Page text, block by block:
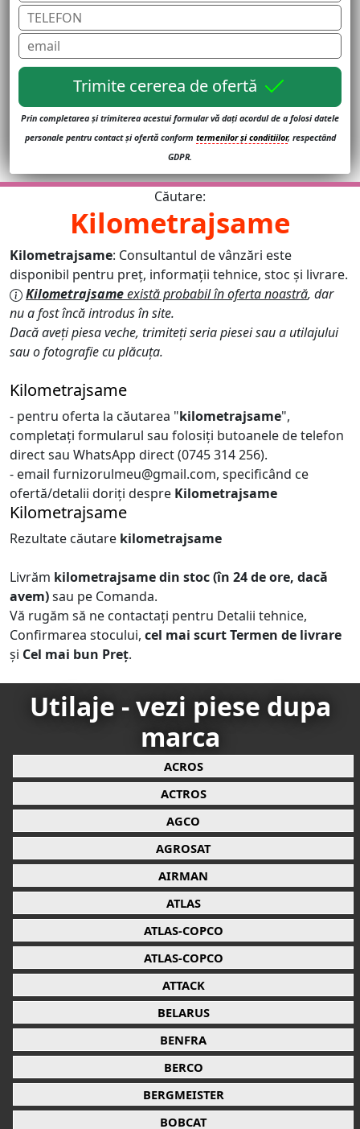
Trimite cererea de ofertă
Prin completarea și trimiterea acestui formular vă dați acordul de a folosi datele
personale pentru contact și ofertă conform termenilor și conditiilor, respectând
GDPR.
Căutare:
Kilometrajsame
Kilometrajsame: Consultantul de vânzări este
disponibil pentru preț, informații tehnice, stoc și livrare.
Kilometrajsameexistă probabil în oferta noastră, dar
nu a fost încă introdus în site.
Dacă aveți piesa veche, trimiteți seria piesei sau a utilajului
sau o fotografie cu plăcuța.
Kilometrajsame
- pentru oferta la căutarea "kilometrajsame",
completați formularul sau folosiți butoanele de telefon
direct sau WhatsApp direct (0745 314 256).
- email furnizorulmeu@gmail.com, specificând ce
ofertă/detalii doriți despre Kilometrajsame
Kilometrajsame
Rezultate căutare kilometrajsame
Livrăm kilometrajsamedin stoc (în 24 de ore, dacă
avem)sau pe Comanda.
Vă rugăm să ne contactați pentru Detalii tehnice,
Confirmarea stocului, cel mai scurt Termen de livrare
și Cel mai bun Preț.
Utilaje - vezi piese dupa
marca
ACROS
ACTROS
AGCO
AGROSAT
AIRMAN
ATLAS
ATLAS-COPCO
ATLAS-COPCO
ATTACK
BELARUS
BENFRA
BERCO
BERGMEISTER
BOBCAT